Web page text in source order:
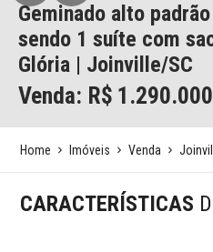
Geminado alto
sendo 1 suíte com
Glória | Joinville/SC
Venda: R$
Home Imóveis Venda
CARACTERÍSTICAS